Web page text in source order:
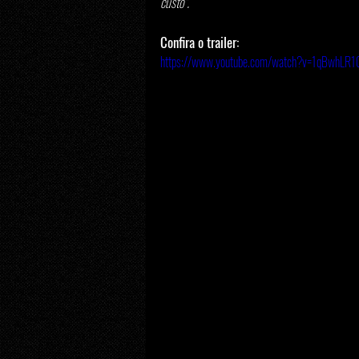
Confira o trailer:
https://www.youtube.com/